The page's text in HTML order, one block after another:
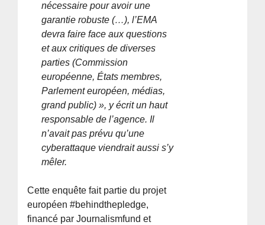
nécessaire pour avoir une
garantie robuste (…), l’EMA
devra faire face aux questions
et aux critiques de diverses
parties (Commission
européenne, États membres,
Parlement européen, médias,
grand public) », y écrit un haut
responsable de l’agence. Il
n’avait pas prévu qu’une
cyberattaque viendrait aussi s’y
mêler.
Cette enquête fait partie du projet
européen #behindthepledge,
financé par Journalismfund et